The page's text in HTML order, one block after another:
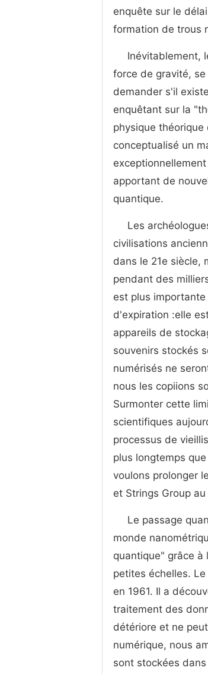
enquête sur le
formation de trous
Inévitablement,
force de gravité,
demander s'il
enquêtant sur la
physique théorique
conceptualisé un
apportant de
quantique.
Les
civilisations
dans le 21e siècle,
pendant des
est plus
d'expiration :elle
appareils de
souvenirs stockés
numérisés ne
nous les copiions
Surmonter cette
scientifiques
processus de
plus longtemps
voulons prolonger
et Strings Group
Le passage
monde
quantique" grâce à
petites échelles.
en 1961. Il a
traitement des
détériore et ne
numérique, nous
sont stockées